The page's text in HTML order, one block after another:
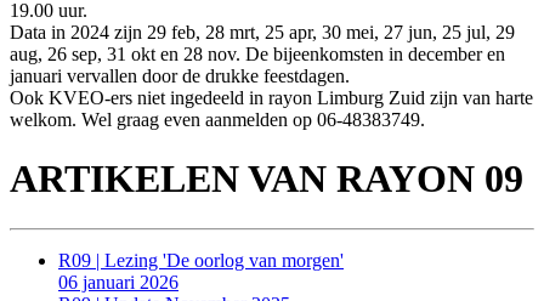
19.00 uur.
Data in 2024 zijn 29 feb, 28 mrt, 25 apr, 30 mei, 27 jun, 25 jul, 29
aug, 26 sep, 31 okt en 28 nov. De bijeenkomsten in december en
januari vervallen door de drukke feestdagen.
Ook KVEO-ers niet ingedeeld in rayon Limburg Zuid zijn van harte
welkom. Wel graag even aanmelden op 06-48383749.
ARTIKELEN VAN RAYON 09
R09 | Lezing 'De oorlog van morgen'
06 januari 2026